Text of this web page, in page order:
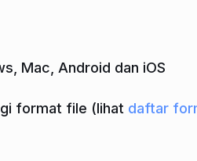
Mac, Android dan iOS
format file (lihat daftar